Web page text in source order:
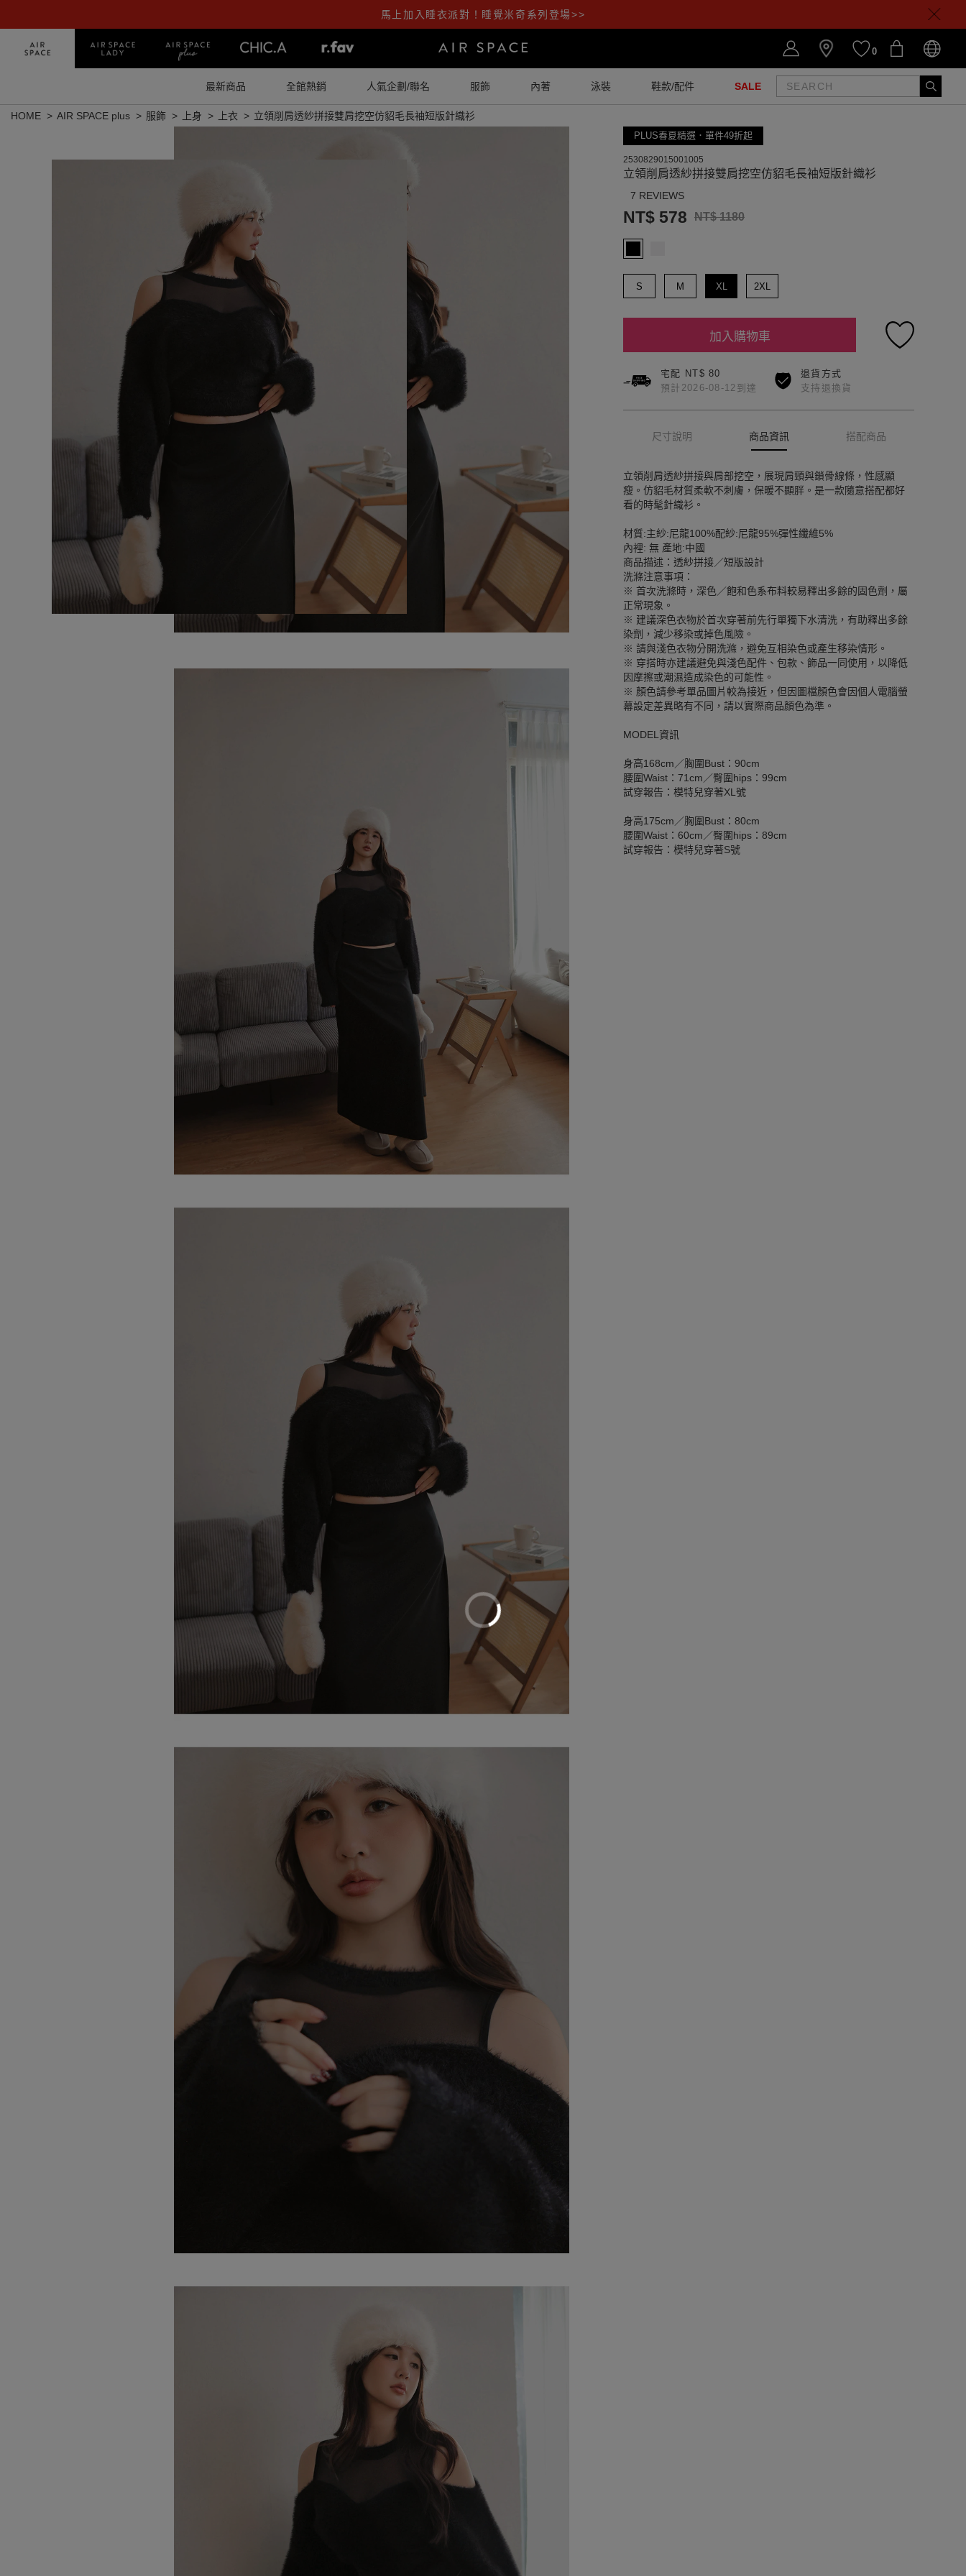
馬上加入睡衣派對！睡覺米奇系列登場>>
0
最新商品 全館熱銷 人氣企劃/聯名 服飾 內著 泳裝 鞋款/配件 SALE
HOME AIR SPACE plus 服飾 上身 上衣 立領削肩透紗拼接雙肩挖空仿貂毛長袖短版針織衫
PLUS春夏精選．單件49折起
2530829015001005
立領削肩透紗拼接雙肩挖空仿貂毛長袖短版針織衫
7 REVIEWS
NT$ 578 NT$ 1180
S M XL 2XL
加入購物車
宅配 NT$ 80
預計2026-08-12到達
退貨方式
支持退換貨
尺寸說明 商品資訊 搭配商品
立領削肩透紗拼接與肩部挖空，展現肩頸與鎖骨線條，性感顯
瘦。仿貂毛材質柔軟不刺膚，保暖不顯胖。是一款隨意搭配都好
看的時髦針織衫。
材質:主紗:尼龍100%配紗:尼龍95%彈性纖維5%
內裡: 無 產地:中國
商品描述：透紗拼接／短版設計
洗滌注意事項：
※ 首次洗滌時，深色／飽和色系布料較易釋出多餘的固色劑，屬
正常現象。
※ 建議深色衣物於首次穿著前先行單獨下水清洗，有助釋出多餘
染劑，減少移染或掉色風險。
※ 請與淺色衣物分開洗滌，避免互相染色或產生移染情形。
※ 穿搭時亦建議避免與淺色配件、包款、飾品一同使用，以降低
因摩擦或潮濕造成染色的可能性。
※ 顏色請參考單品圖片較為接近，但因圖檔顏色會因個人電腦螢
幕設定差異略有不同，請以實際商品顏色為準。
MODEL資訊
身高168cm／胸圍Bust：90cm
腰圍Waist：71cm／臀圍hips：99cm
試穿報告：模特兒穿著XL號
身高175cm／胸圍Bust：80cm
腰圍Waist：60cm／臀圍hips：89cm
試穿報告：模特兒穿著S號